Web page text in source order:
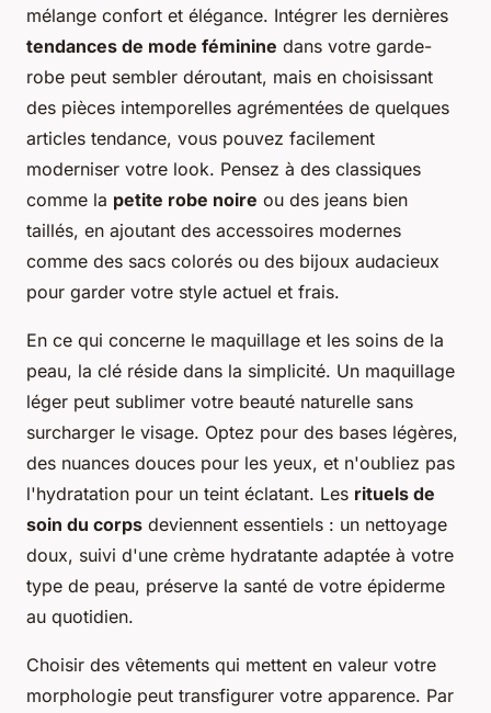
mélange confort et élégance. Intégrer les dernières
tendances de mode féminine dans votre garde-
robe peut sembler déroutant, mais en choisissant
des pièces intemporelles agrémentées de quelques
articles tendance, vous pouvez facilement
moderniser votre look. Pensez à des classiques
comme la petite robe noire ou des jeans bien
taillés, en ajoutant des accessoires modernes
comme des sacs colorés ou des bijoux audacieux
pour garder votre style actuel et frais.
En ce qui concerne le maquillage et les soins de la
peau, la clé réside dans la simplicité. Un maquillage
léger peut sublimer votre beauté naturelle sans
surcharger le visage. Optez pour des bases légères,
des nuances douces pour les yeux, et n'oubliez pas
l'hydratation pour un teint éclatant. Les rituels de
soin du corps deviennent essentiels : un nettoyage
doux, suivi d'une crème hydratante adaptée à votre
type de peau, préserve la santé de votre épiderme
au quotidien.
Choisir des vêtements qui mettent en valeur votre
morphologie peut transfigurer votre apparence. Par